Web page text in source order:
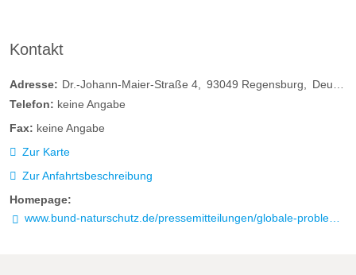
Kontakt
Adresse: Dr.-Johann-Maier-Straße 4 93049 Regensburg
Deutschland
Telefon: keine Angabe
Fax: keine Angabe
Zur Karte
Zur Anfahrtsbeschreibung
Homepage:
www.bund-naturschutz.de/pressemitteilungen/globale-probleme-lokale-loesungen-grenzuebergreifendes-moorprojekt-am-gruenen-band-bayern-tschechien.html